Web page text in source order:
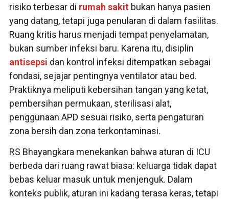
risiko terbesar di rumah sakit bukan hanya pasien
yang datang, tetapi juga penularan di dalam fasilitas.
Ruang kritis harus menjadi tempat penyelamatan,
bukan sumber infeksi baru. Karena itu, disiplin
antisepsi dan kontrol infeksi ditempatkan sebagai
fondasi, sejajar pentingnya ventilator atau bed.
Praktiknya meliputi kebersihan tangan yang ketat,
pembersihan permukaan, sterilisasi alat,
penggunaan APD sesuai risiko, serta pengaturan
zona bersih dan zona terkontaminasi.
RS Bhayangkara menekankan bahwa aturan di ICU
berbeda dari ruang rawat biasa: keluarga tidak dapat
bebas keluar masuk untuk menjenguk. Dalam
konteks publik, aturan ini kadang terasa keras, tetapi